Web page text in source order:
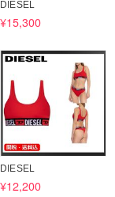
DIESEL
¥15,300
DIESEL
¥12,200